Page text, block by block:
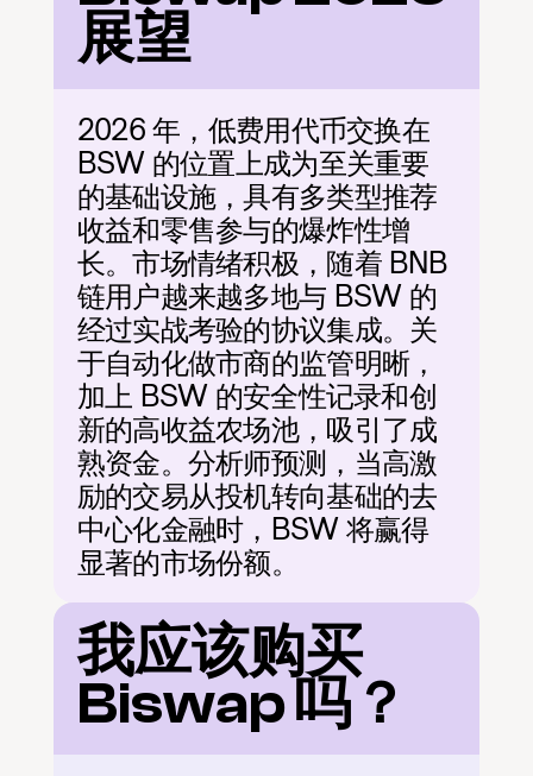
展望
2026 年，低费用代币交换在
BSW 的位置上成为至关重要
的基础设施，具有多类型推荐
收益和零售参与的爆炸性增
长。市场情绪积极，随着 BNB
链用户越来越多地与 BSW 的
经过实战考验的协议集成。关
于自动化做市商的监管明晰，
加上 BSW 的安全性记录和创
新的高收益农场池，吸引了成
熟资金。分析师预测，当高激
励的交易从投机转向基础的去
中心化金融时，BSW 将赢得
显著的市场份额。
我应该购买
Biswap 吗？